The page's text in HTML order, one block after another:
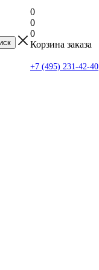
0
0
0
Корзина заказа
+7 (495) 231-42-40